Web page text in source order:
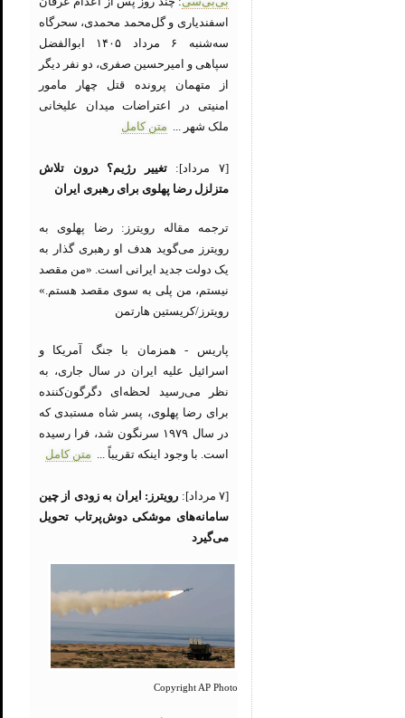
اسفندیاری و گل‌محمد محمدی، سحرگاه
سه‌شنبه ۶ مرداد ۱۴۰۵ ابوالفضل
سپاهی و امیرحسین صفری، دو نفر دیگر
از متهمان پرونده قتل چهار مامور
امنیتی در اعتراضات میدان علیخانی
ملک شهر ... متن کامل
[۷ مرداد]:
تغییر رژیم؟ درون تلاش
متزلزل رضا پهلوی برای رهبری ایران
ترجمه مقاله رویترز: رضا پهلوی به
رویترز می‌گوید هدف او رهبری گذار به
یک دولت جدید ایرانی است. «من مقصد
نیستم، من پلی به سوی مقصد هستم.»
رویترز/کریستین هارتمن
پاریس - همزمان با جنگ آمریکا و
اسرائیل علیه ایران در سال جاری، به
نظر می‌رسید لحظه‌ای دگرگون‌کننده
برای رضا پهلوی، پسر شاه مستبدی که
در سال ۱۹۷۹ سرنگون شد، فرا رسیده
است. با وجود اینکه تقریباً ... متن کامل
[۷ مرداد]:
رویترز: ایران به زودی از چین
سامانه‌های موشکی دوش‌پرتاب تحویل
می‌گیرد
Copyright AP Photo